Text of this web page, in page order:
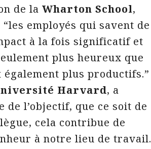
de la Wharton School,
employés qui savent de
à la fois significatif et
plus heureux que
plus productifs.”
Harvard, a
l’objectif, que ce soit de
cela contribue de
à notre lieu de travail.